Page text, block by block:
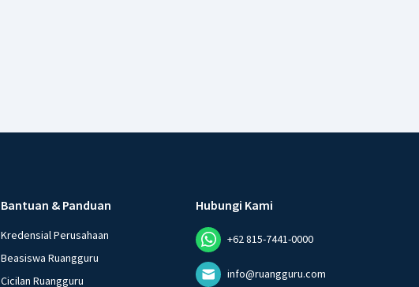
Bantuan & Panduan
Kredensial Perusahaan
Beasiswa Ruangguru
Cicilan Ruangguru
Hubungi Kami
+62 815-7441-0000
info@ruangguru.com